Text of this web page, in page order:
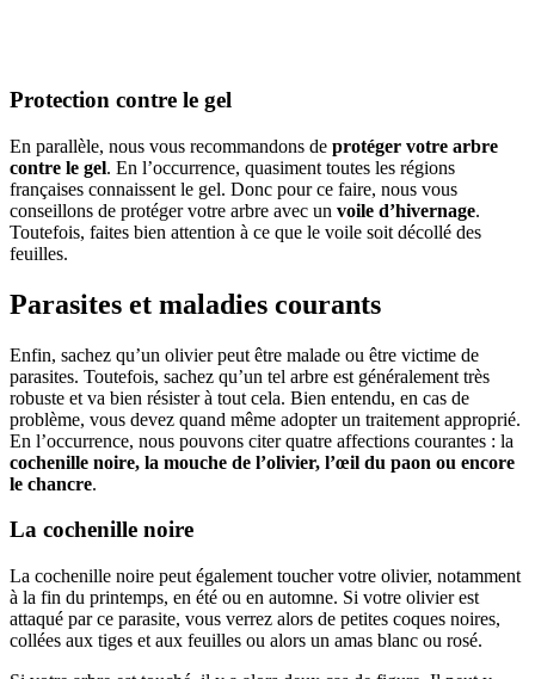
Protection contre le gel
En parallèle, nous vous recommandons de protéger votre arbre
contre le gel. En l’occurrence, quasiment toutes les régions
françaises connaissent le gel. Donc pour ce faire, nous vous
conseillons de protéger votre arbre avec un voile d’hivernage.
Toutefois, faites bien attention à ce que le voile soit décollé des
feuilles.
Parasites et maladies courants
Enfin, sachez qu’un olivier peut être malade ou être victime de
parasites. Toutefois, sachez qu’un tel arbre est généralement très
robuste et va bien résister à tout cela. Bien entendu, en cas de
problème, vous devez quand même adopter un traitement approprié.
En l’occurrence, nous pouvons citer quatre affections courantes : la
cochenille noire, la mouche de l’olivier, l’œil du paon ou encore
le chancre.
La cochenille noire
La cochenille noire peut également toucher votre olivier, notamment
à la fin du printemps, en été ou en automne. Si votre olivier est
attaqué par ce parasite, vous verrez alors de petites coques noires,
collées aux tiges et aux feuilles ou alors un amas blanc ou rosé.